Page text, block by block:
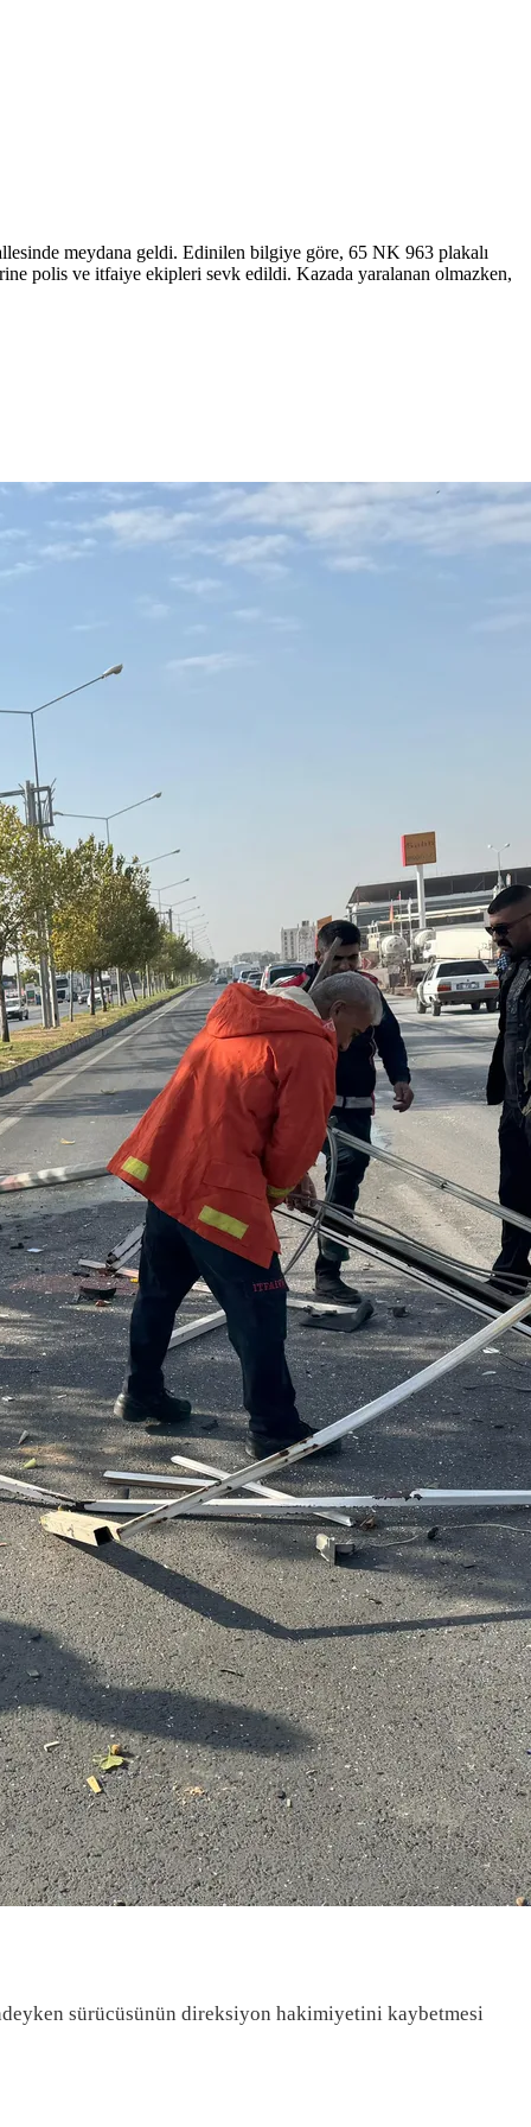
meydana geldi. Edinilen bilgiye göre, 65 NK 963 plakalı
polis ve itfaiye ekipleri sevk edildi. Kazada yaralanan olmazken,
sürücüsünün direksiyon hakimiyetini kaybetmesi